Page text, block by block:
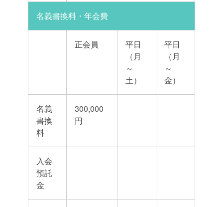
名義書換料・年会費
正会員
平日
（月
～
土）
平日
（月
～
金）
名義
書換
料
300,000
円
入会
預託
金